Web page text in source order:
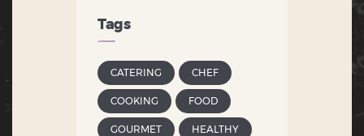
Tags
CATERING CHEF
COOKING FOOD
GOURMET HEALTHY